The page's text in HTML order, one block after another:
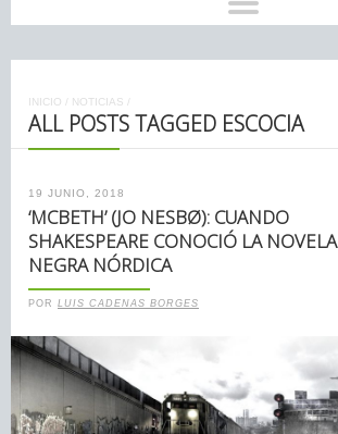
INICIO / NOTICIAS /
ALL POSTS TAGGED ESCOCIA
19 JUNIO, 2018
‘MCBETH’ (JO NESBØ): CUANDO
SHAKESPEARE CONOCIÓ LA NOVELA
NEGRA NÓRDICA
POR LUIS CADENAS BORGES